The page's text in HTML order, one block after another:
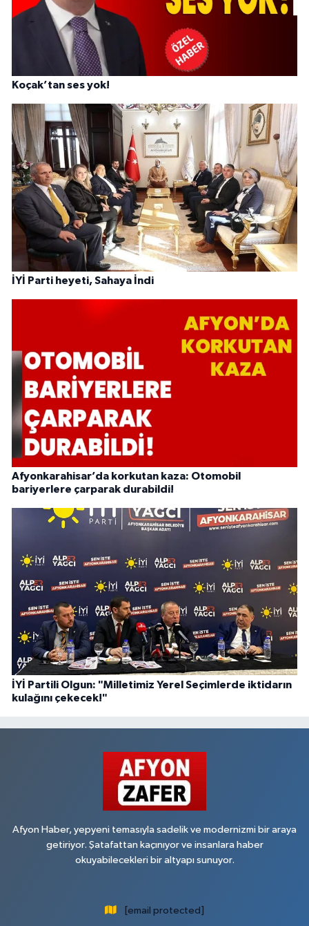
Koçak’tan ses yok!
İYİ Parti heyeti, Sahaya İndi
Afyonkarahisar’da korkutan kaza: Otomobil
bariyerlere çarparak durabildi!
İYİ Partili Olgun: "Milletimiz Yerel Seçimlerde iktidarın
kulağını çekecek!"
Afyon Haber, yepyeni temasıyla sadelik ve modernizmi bir araya
getiriyor. Şatafattan kaçınıyor ve insanlara haber
okuyabilecekleri bir altyapı sunuyor.
[email protected]